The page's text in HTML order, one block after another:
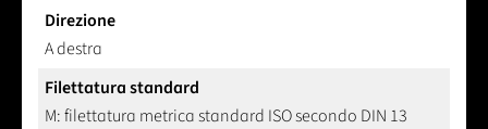
Direzione
A destra
Filettatura standard
M: filettatura metrica standard ISO secondo DIN 13